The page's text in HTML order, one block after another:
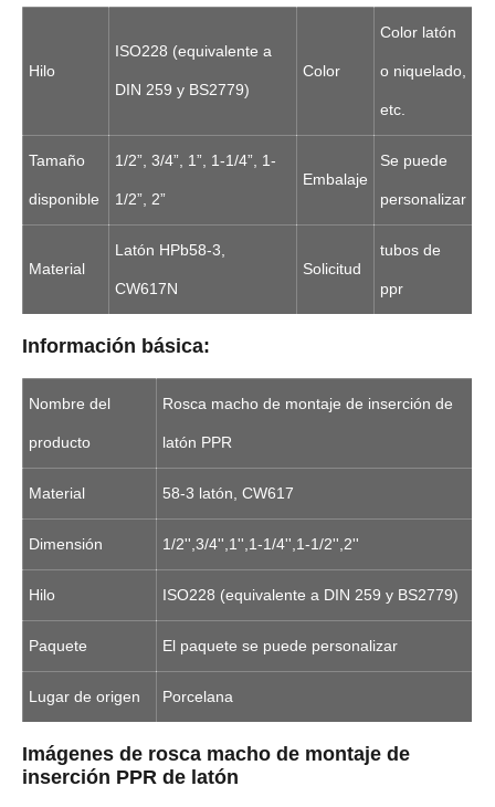
Hilo
ISO228 (equivalente a
DIN 259 y BS2779)
Color
Color latón
o niquelado,
etc.
Tamaño
disponible
1/2”, 3/4”, 1”, 1-1/4”, 1-
1/2”, 2”
Embalaje
Se puede
personalizar
Material
Latón HPb58-3,
CW617N
Solicitud
tubos de
ppr
Información básica:
Nombre del
producto
Rosca macho de montaje de inserción de
latón PPR
Material 58-3 latón, CW617
Dimensión 1/2'',3/4'',1'',1-1/4'',1-1/2'',2''
Hilo ISO228 (equivalente a DIN 259 y BS2779)
Paquete El paquete se puede personalizar
Lugar de origen Porcelana
Imágenes de rosca macho de montaje de
inserción PPR de latón